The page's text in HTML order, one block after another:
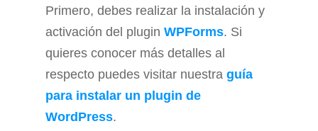
Primero, debes realizar la instalación y
activación del plugin WPForms. Si
quieres conocer más detalles al
respecto puedes visitar nuestra guía
para instalar un plugin de
WordPress.